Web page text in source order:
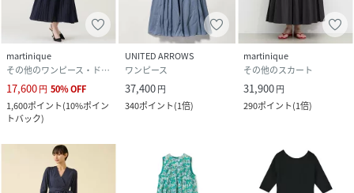
martinique
その他のワンピース・ドレス
17,600円 50%OFF
1,600ポイント(10%ポイン
トバック)
UNITED ARROWS
ワンピース
37,400円
340ポイント(1倍)
martinique
その他のスカート
31,900円
290ポイント(1倍)